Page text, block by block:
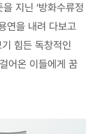
지닌 ‘방화수류정
연을 내려 다보고
힘든 독창적인
어온 이들에게 꿈